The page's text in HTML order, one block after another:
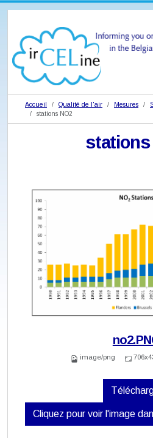
Accueil Qualité de l'air Mesures
stations NO2
stations
image/png
Cliquez pour voir l'image